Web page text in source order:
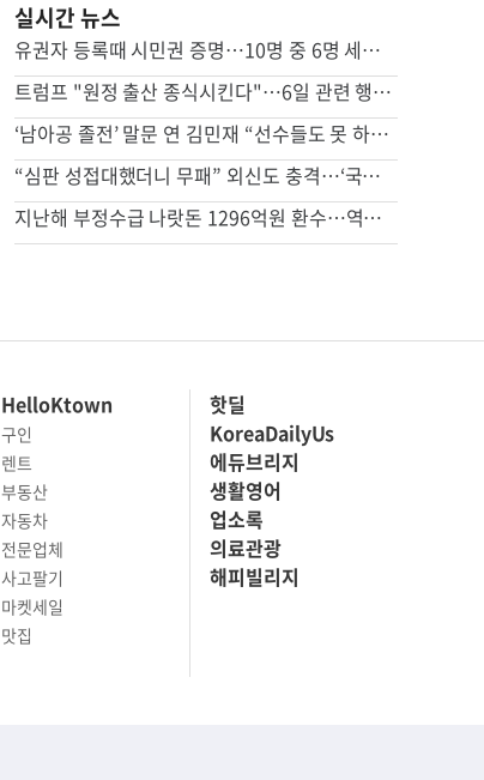
실시간 뉴스
유권자 등록때 시민권 증명…10명 중 6명 세이브안 찬성
트럼프 "원정 출산 종식시킨다"…6일 관련 행정명령에 서명
‘남아공 졸전’ 말문 연 김민재 “선수들도 못 하기는 했다”
“심판 성접대했더니 무패” 외신도 충격…‘국제 망신’ 된 韓축구
지난해 부정수급 나랏돈 1296억원 환수…역대 최대 규모
HelloKtown
구인
렌트
부동산
자동차
전문업체
사고팔기
마켓세일
맛집
핫딜
KoreaDailyUs
에듀브리지
생활영어
업소록
의료관광
해피빌리지